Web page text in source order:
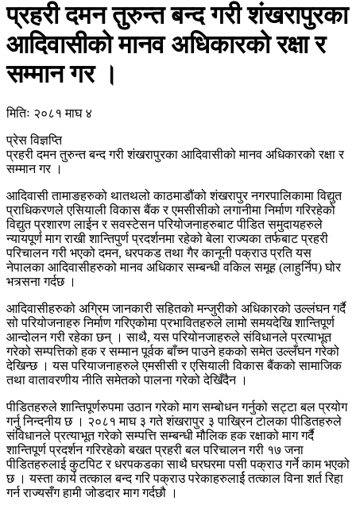
प्रहरी दमन तुरुन्त बन्द गरी शंखरापुरका
आदिवासीको मानव अधिकारको रक्षा र
सम्मान गर ।
मितिः २०८१ माघ ४
प्रेस विज्ञप्ति
प्रहरी दमन तुरुन्त बन्द गरी शंखरापुरका आदिवासीको मानव अधिकारको रक्षा र
सम्मान गर ।
आदिवासी तामाङहरुको थातथलो काठमाडौंको शंखरापुर नगरपालिकामा विद्युत
प्राधिकरणले एसियाली विकास बैंक र एमसीसीको लगानीमा निर्माण गरिरहेको
विद्युत प्रशारण लाईन र सवस्टेसन परियोजनाहरुबाट पीडित समुदायहरुले
न्यायपूर्ण माग राखी शान्तिपुर्ण प्रदर्शनमा रहेको बेला राज्यका तर्फबाट प्रहरी
परिचालन गरी भएको दमन, धरपकड तथा गैर कानूनी पक्राउ प्रति यस
नेपालका आदिवासीहरुको मानव अधिकार सम्बन्धी वकिल समूह (लाहुर्निप) घोर
भत्र्सना गर्दछ ।
आदिवासीहरुको अग्रिम जानकारी सहितको मन्जुरीको अधिकारको उल्लंघन गर्दै
सो परियोजनाहरु निर्माण गरिएकोमा प्रभावितहरुले लामो समयदेखि शान्तिपूर्ण
आन्दोलन गरी रहेका छन् । साथै, यस परियोनजाहरुले संविधानले प्रत्याभूत
गरेको सम्पत्तिको हक र सम्मान पूर्वक बाँच्न पाउने हकको समेत उल्लँघन गरेको
देखिन्छ । यस परियाजनाहरुले एमसीसी र एसियाली विकास बैंकको सामाजिक
तथा वातावरणीय नीति समेतको पालना गरेको देखिँदैन ।
पीडितहरुले शान्तिपूर्णरुपमा उठान गरेको माग सम्बोधन गर्नुको सट्टा बल प्रयोग
गर्नु निन्दनीय छ । २०८१ माघ ३ गते शंखरापुर ३ पाख्रिन टोलका पीडितहरुले
संविधानले प्रत्याभूत गरेको सम्पत्ति सम्बन्धी मौलिक हक रक्षाको माग गर्दै
शान्तिपूर्ण प्रदर्शन गरिरहेको बखत प्रहरी बल परिचालन गरी १७ जना
पीडितहरुलाई कुटपिट र धरपकडका साथै घरघरमा पसी पक्राउ गर्ने काम भएको
छ । यस्ता कार्य तत्काल बन्द गरि पक्राउ परेकाहरुलार्ई तत्काल विना शर्त रिहा
गर्न राज्यसँग हामी जोडदार माग गर्दछौ ।